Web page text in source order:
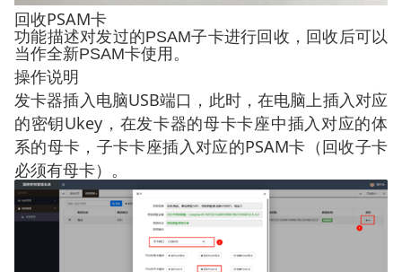
回收PSAM卡
功能描述对发过的PSAM子卡进行回收，回收后可以
当作全新PSAM卡使用。
操作说明
发卡器插入电脑USB端口，此时，在电脑上插入对应
的密钥Ukey ，在发卡器的母卡卡座中插入对应的体
系的母卡，子卡卡座插入对应的PSAM卡（回收子卡
必须有母卡）。